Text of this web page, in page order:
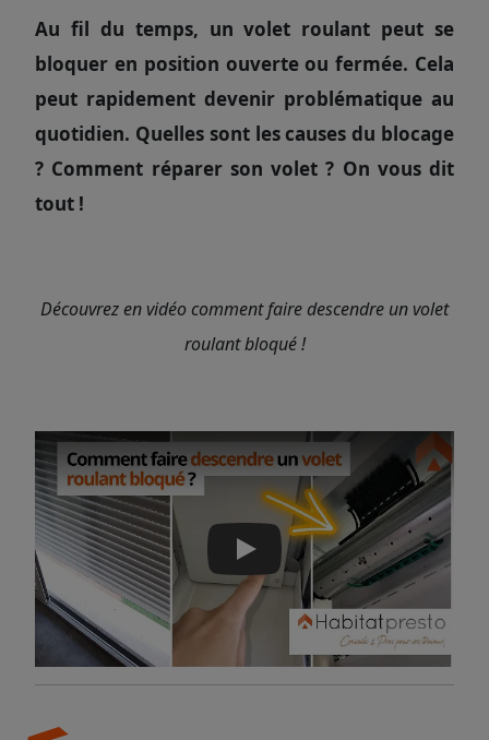
Au fil du temps, un volet roulant peut se
bloquer en position ouverte ou fermée. Cela
peut rapidement devenir problématique au
quotidien. Quelles sont les causes du blocage
? Comment réparer son volet ? On vous dit
tout !
Découvrez en vidéo comment faire descendre un volet
roulant bloqué !
Play